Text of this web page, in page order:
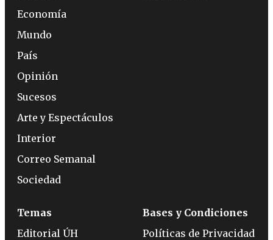
Economía
Mundo
País
Opinión
Sucesos
Arte y Espectáculos
Interior
Correo Semanal
Sociedad
Temas
Editorial ÚH
Bases y Condiciones
Políticas de Privacidad